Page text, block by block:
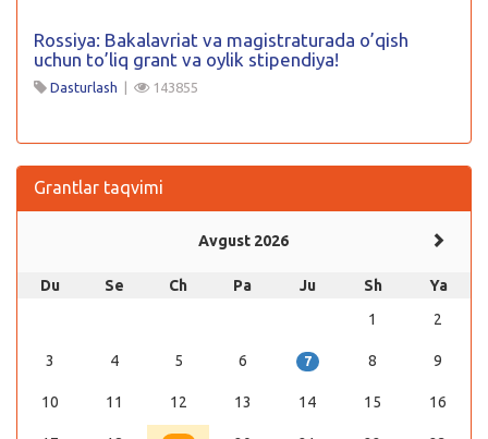
Rossiya: Bakalavriat va magistraturada o’qish
uchun to’liq grant va oylik stipendiya!
Dasturlash | 143855
Grantlar taqvimi
Avgust 2026
Du Se Ch Pa Ju Sh
Ya
1
2
3 4 5 6 7 8 9
10 11 12 13 14 15 16